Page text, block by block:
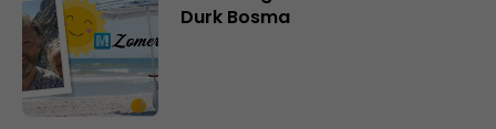
Durk Bosma